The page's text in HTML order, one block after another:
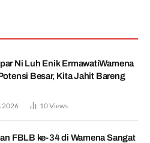
Ni Luh Enik ErmawatiWamena
Besar, Kita Jahit Bareng
2026 10Views
FBLB ke-34 di Wamena Sangat